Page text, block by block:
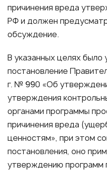
причинения вреда
РФ и должен
обсуждение.
В указанных целях
постановление
г. № 990 «Об
утверждения
органами программы
причинения вреда
ценностям», при этом
постановления, оно
утверждению программ